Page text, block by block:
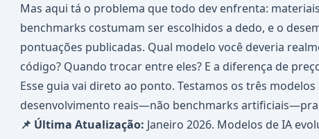
Mas aqui tá o problema que todo dev enfrenta:
benchmarks costumam ser escolhidos a dedo, e o
pontuações publicadas. Qual modelo você deveria
código? Quando trocar entre eles? E a diferença de
Esse guia vai direto ao ponto. Testamos os três
desenvolvimento reais—não benchmarks
📌 Última Atualização: Janeiro 2026. Modelos de IA